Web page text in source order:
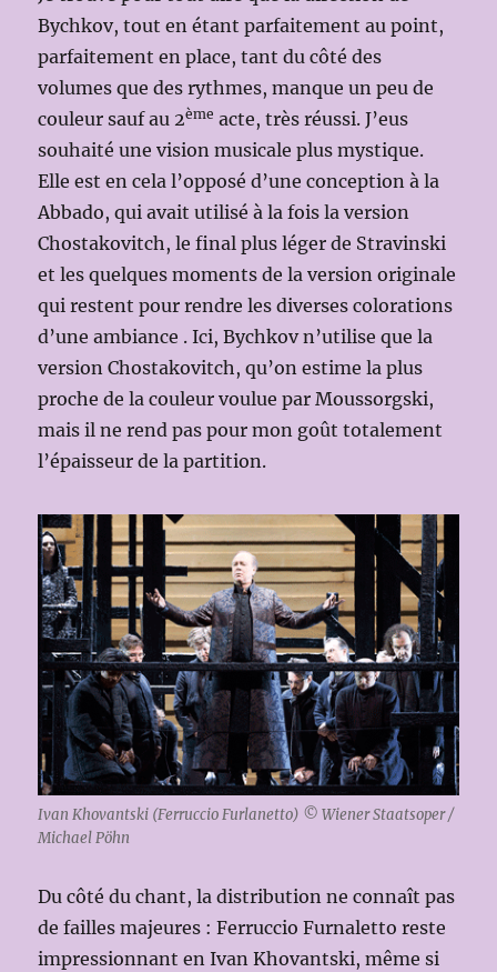
Bychkov, tout en étant parfaitement au point,
parfaitement en place, tant du côté des
volumes que des rythmes, manque un peu de
couleur sauf au 2ème acte, très réussi. J’eus
souhaité une vision musicale plus mystique.
Elle est en cela l’opposé d’une conception à la
Abbado, qui avait utilisé à la fois la version
Chostakovitch, le final plus léger de Stravinski
et les quelques moments de la version originale
qui restent pour rendre les diverses colorations
d’une ambiance . Ici, Bychkov n’utilise que la
version Chostakovitch, qu’on estime la plus
proche de la couleur voulue par Moussorgski,
mais il ne rend pas pour mon goût totalement
l’épaisseur de la partition.
Ivan Khovantski (Ferruccio Furlanetto) © Wiener Staatsoper /
Michael Pöhn
Du côté du chant, la distribution ne connaît pas
de failles majeures : Ferruccio Furnaletto reste
impressionnant en Ivan Khovantski, même si